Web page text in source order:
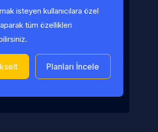
isteyen kullanıcılara özel
tüm özellikleri
Planları İncele